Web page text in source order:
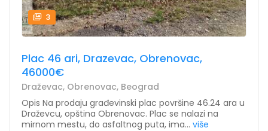
3
Plac 46 ari, Drazevac, Obrenovac,
46000€
Draževac, Obrenovac, Beograd
Opis Na prodaju građevinski plac površine 46.24 ara u
Draževcu, opština Obrenovac. Plac se nalazi na
mirnom mestu, do asfaltnog puta, ima... više